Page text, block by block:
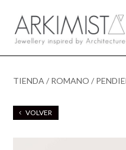
TIENDA / ROMANO /
VOLVER